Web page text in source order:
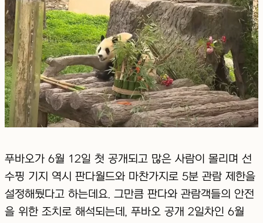
푸바오가 6월 12일 첫 공개되고 많은 사람이 몰리며 선
수핑 기지 역시 판다월드와 마찬가지로 5분 관람 제한을
설정해뒀다고 하는데요. 그만큼 판다와 관람객들의 안전
을 위한 조치로 해석되는데, 푸바오 공개 2일차인 6월